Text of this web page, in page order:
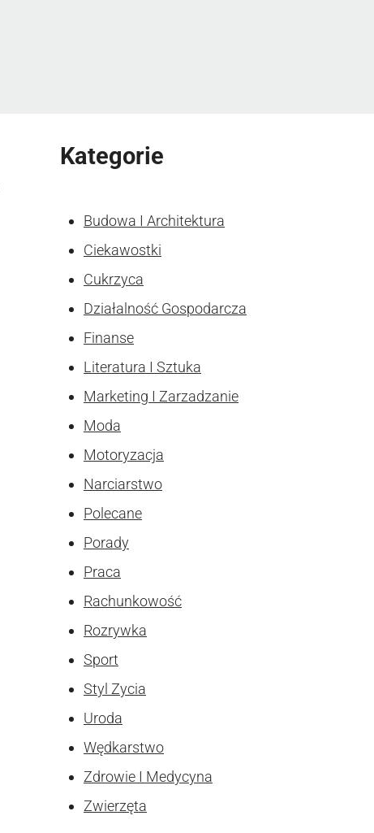
Kategorie
Budowa I Architektura
Ciekawostki
Cukrzyca
Działalność Gospodarcza
Finanse
Literatura I Sztuka
Marketing I Zarzadzanie
Moda
Motoryzacja
Narciarstwo
Polecane
Porady
Praca
Rachunkowość
Rozrywka
Sport
Styl Zycia
Uroda
Wędkarstwo
Zdrowie I Medycyna
Zwierzęta